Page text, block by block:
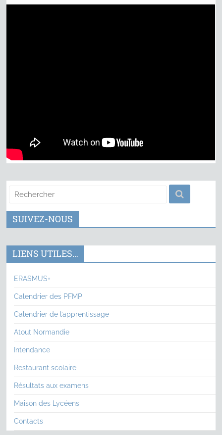
SUIVEZ-NOUS
LIENS UTILES…
ERASMUS+
Calendrier des PFMP
Calendrier de l’apprentissage
Atout Normandie
Intendance
Restaurant scolaire
Résultats aux examens
Maison des Lycéens
Contacts